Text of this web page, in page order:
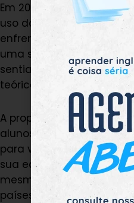
Em 2012, ela decidiu
uso da PNL. Esse novo
enfrentam dificuldades,
uma solução para esses
sentiam confiantes para
teórico.
A proposta era simples:
alunos falariam e
para vencer a
sua equipe cresceu,
mesmo estrangeiros
países da América Latina.